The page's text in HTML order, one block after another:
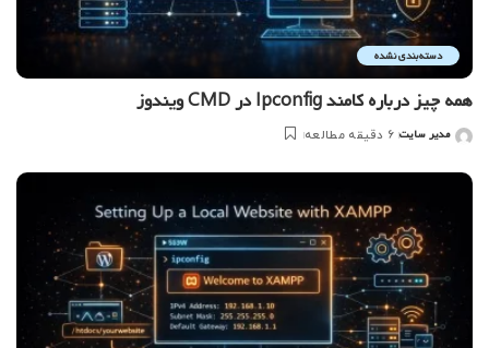
دسته‌بندی نشده
همه چیز درباره کامند Ipconfig در CMD ویندوز
ارسال
توسط
مدیر سایت 6 دقیقه مطالعه